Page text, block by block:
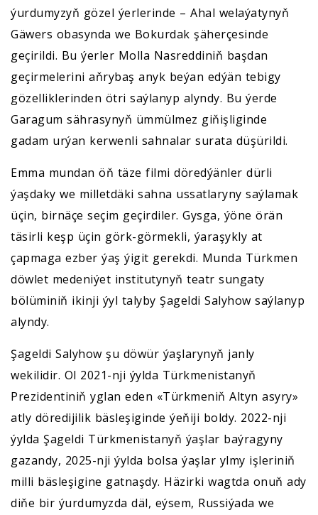
ýurdumyzyň gözel ýerlerinde – Ahal welaýatynyň
Gäwers obasynda we Bokurdak şäherçesinde
geçirildi. Bu ýerler Molla Nasreddiniň başdan
geçirmelerini aňrybaş anyk beýan edýän tebigy
gözelliklerinden ötri saýlanyp alyndy. Bu ýerde
Garagum sährasynyň ümmülmez giňişliginde
gadam urýan kerwenli sahnalar surata düşürildi.
Emma mundan öň täze filmi döredýänler dürli
ýaşdaky we milletdäki sahna ussatlaryny saýlamak
üçin, birnäçe seçim geçirdiler. Gysga, ýöne örän
täsirli keşp üçin görk-görmekli, ýaraşykly at
çapmaga ezber ýaş ýigit gerekdi. Munda Türkmen
döwlet medeniýet institutynyň teatr sungaty
bölüminiň ikinji ýyl talyby Şageldi Salyhow saýlanyp
alyndy.
Şageldi Salyhow şu döwür ýaşlarynyň janly
wekilidir. Ol 2021-nji ýylda Türkmenistanyň
Prezidentiniň yglan eden «Türkmeniň Altyn asyry»
atly döredijilik bäsleşiginde ýeňiji boldy. 2022-nji
ýylda Şageldi Türkmenistanyň ýaşlar baýragyny
gazandy, 2025-nji ýylda bolsa ýaşlar ylmy işleriniň
milli bäsleşigine gatnaşdy. Häzirki wagtda onuň ady
diňe bir ýurdumyzda däl, eýsem, Russiýada we